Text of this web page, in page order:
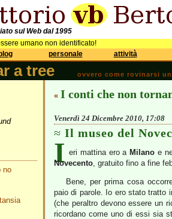
sul Web dal 1995
umano non identificato!
blog personale attività
a tree ovvero come rovinarsi
no
« I conti che non
Venerdì 24 Dicembre 2010, 17:08
Il museo del
I eri mattina ero a Milano e
Novecento, gratuito fino a fine
Bene, per prima cosa
paio di parole. Io ero stato tratto
(che peraltro devono essere un
ricordano come uno di essi sia